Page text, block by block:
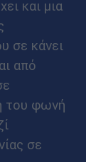
και μια
σε κάνει
από
του φωνή
σε